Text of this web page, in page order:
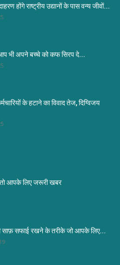
होंगे राष्ट्रीय उद्यानों के पास वन्य जीवों...
भी अपने बच्चे को कफ सिरप दे...
के हटाने का विवाद तेज, दिग्विजय
आपके लिए जरूरी खबर
साफ़ सफाई रखने के तरीके जो आपके लिए...